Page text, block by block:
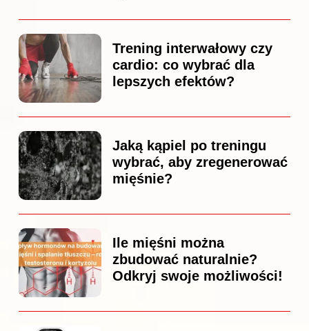
Trening interwałowy czy
cardio: co wybrać dla
lepszych efektów?
Jaką kąpiel po treningu
wybrać, aby zregenerować
mięśnie?
Ile mięśni można
zbudować naturalnie?
Odkryj swoje możliwości!